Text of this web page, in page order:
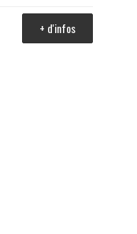
+ d'infos